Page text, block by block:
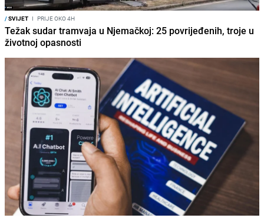
/SVIJET I PRIJE OKO 4H
Težak sudar tramvaja u Njemačkoj: 25 povrijeđenih, troje u
životnoj opasnosti